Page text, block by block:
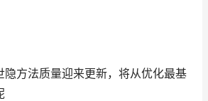
隐方法质量迎来更新，将从优化最基